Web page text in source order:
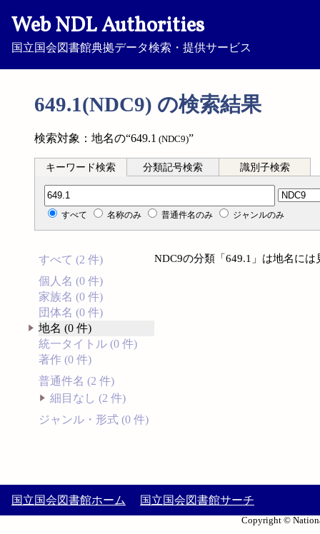
Web NDL Authorities
国立国会図書館典拠データ検索・提供サービス
649.1(NDC9) の検索結果
検索対象：地名の“649.1 (NDC9)”
キーワード検索 分類記号検索 識別子検索
分類記号検索
すべて 名称のみ 普通件名のみ ジャンルのみ
すべて (2 件)
個人名 (0 件)
家族名 (0 件)
団体名 (0 件)
地名 (0 件)
統一タイトル (0 件)
著作 (0 件)
普通件名 (2 件)
細目なし (2 件)
ジャンル・形式 (0 件)
NDC9の分類「649.1」は地名に
国立国会図書館ホーム 国立国会図書館サーチ
Copyright ©